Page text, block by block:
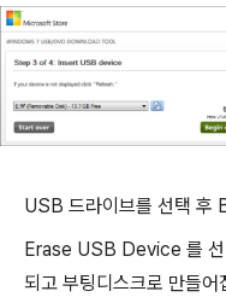
USB 드라이브를 선택 후
Erase USB Device 를 선
되고 부팅디스크로 만들어